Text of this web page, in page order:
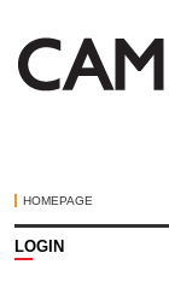
HOMEPAGE
LOGIN